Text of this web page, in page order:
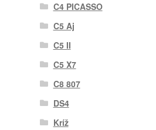
C4 PICASSO
C5 Aj
C5 II
C5 X7
C8 807
DS4
Kríž